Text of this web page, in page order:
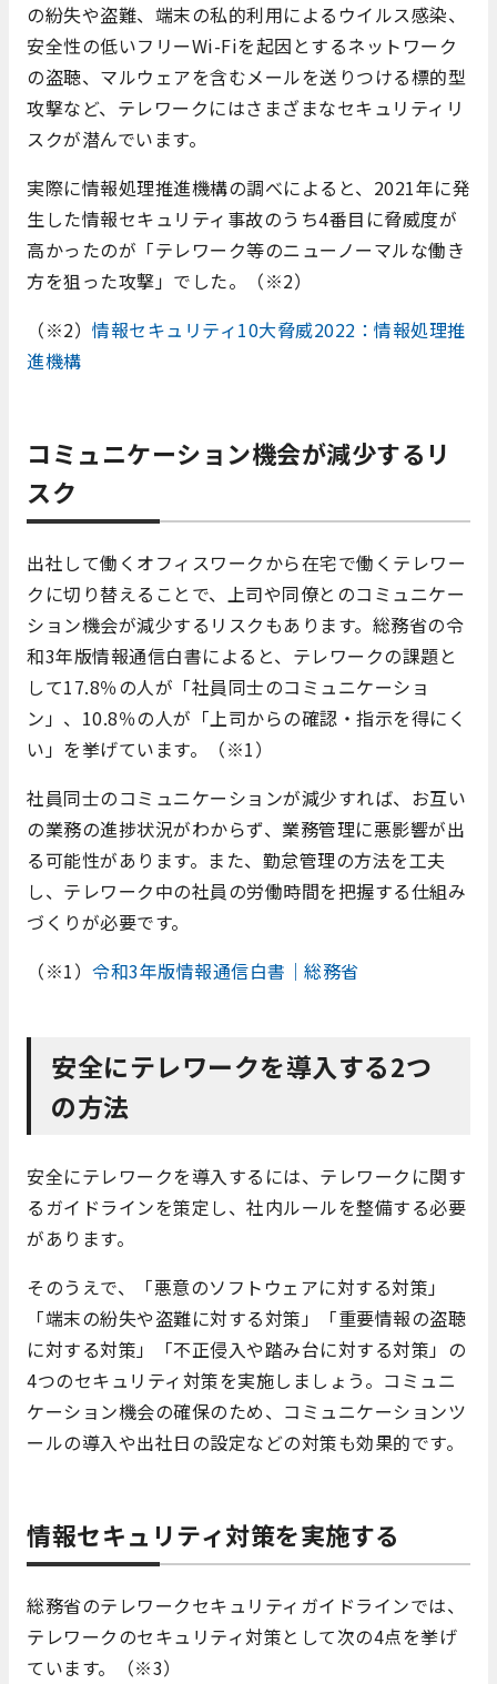
の紛失や盗難、端末の私的利用によるウイルス感染、
安全性の低いフリーWi-Fiを起因とするネットワーク
の盗聴、マルウェアを含むメールを送りつける標的型
攻撃など、テレワークにはさまざまなセキュリティリ
スクが潜んでいます。
実際に情報処理推進機構の調べによると、2021年に発
生した情報セキュリティ事故のうち4番目に脅威度が
高かったのが「テレワーク等のニューノーマルな働き
方を狙った攻撃」でした。（※2）
（※2） 情報セキュリティ10大脅威2022：情報処理推
進機構
コミュニケーション機会が減少するリ
スク
出社して働くオフィスワークから在宅で働くテレワー
クに切り替えることで、上司や同僚とのコミュニケー
ション機会が減少するリスクもあります。総務省の令
和3年版情報通信白書によると、テレワークの課題と
して17.8％の人が「社員同士のコミュニケーショ
ン」、10.8％の人が「上司からの確認・指示を得にく
い」を挙げています。（※1）
社員同士のコミュニケーションが減少すれば、お互い
の業務の進捗状況がわからず、業務管理に悪影響が出
る可能性があります。また、勤怠管理の方法を工夫
し、テレワーク中の社員の労働時間を把握する仕組み
づくりが必要です。
（※1） 令和3年版情報通信白書｜総務省
安全にテレワークを導入する2つ
の方法
安全にテレワークを導入するには、テレワークに関す
るガイドラインを策定し、社内ルールを整備する必要
があります。
そのうえで、「悪意のソフトウェアに対する対策」
「端末の紛失や盗難に対する対策」「重要情報の盗聴
に対する対策」「不正侵入や踏み台に対する対策」の
4つのセキュリティ対策を実施しましょう。コミュニ
ケーション機会の確保のため、コミュニケーションツ
ールの導入や出社日の設定などの対策も効果的です。
情報セキュリティ対策を実施する
総務省のテレワークセキュリティガイドラインでは、
テレワークのセキュリティ対策として次の4点を挙げ
ています。（※3）